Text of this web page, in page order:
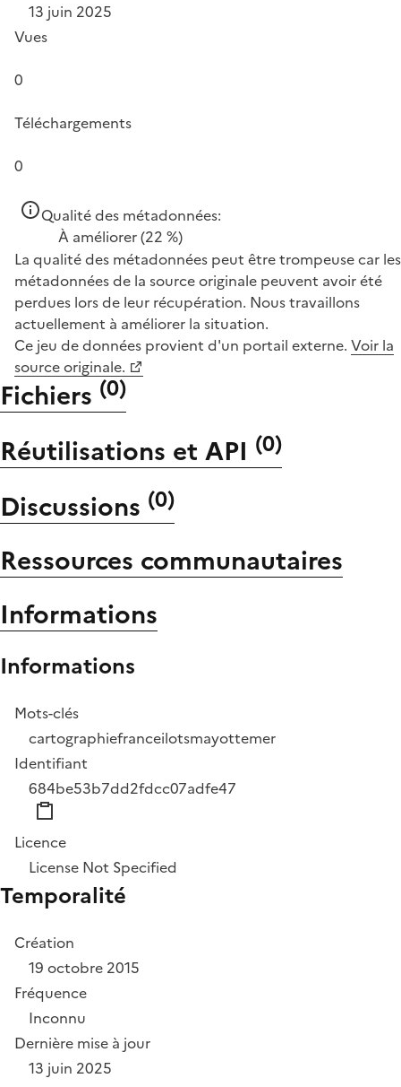
13 juin 2025
Vues
0
Téléchargements
0
Qualité des métadonnées:
À améliorer(22 %)
La qualité des métadonnées peut être trompeuse car les
métadonnées de la source originale peuvent avoir été
perdues lors de leur récupération. Nous travaillons
actuellement à améliorer la situation.
Ce jeu de données provient d'un portail externe. Voir la
source originale.
Fichiers (0)
Réutilisations et API (0)
Discussions (0)
Ressources communautaires
Informations
Informations
Mots-clés
cartographiefranceilotsmayottemer
Identifiant
684be53b7dd2fdcc07adfe47
Licence
License Not Specified
Temporalité
Création
19 octobre 2015
Fréquence
Inconnu
Dernière mise à jour
13 juin 2025